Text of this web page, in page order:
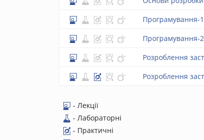
Програмування-
Програмування-
Розроблення
Розроблення
- Лекції
- Лабораторні
- Практичні